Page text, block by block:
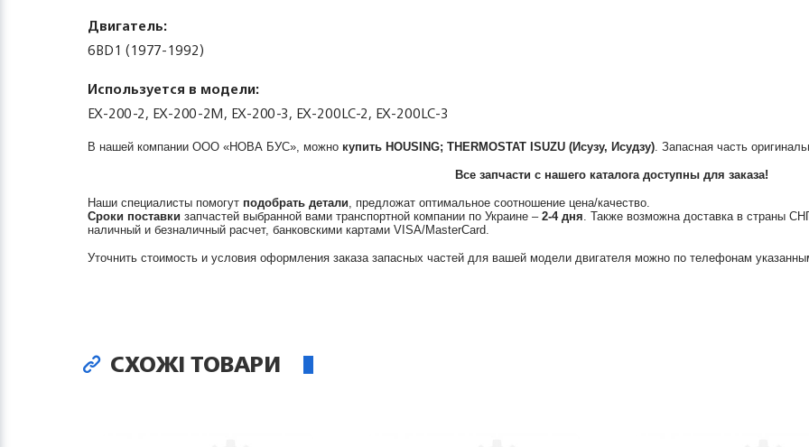
Двигатель:
6BD1 (1977-1992)
Используется в модели:
EX-200-2, EX-200-2M, EX-200-3, EX-200LC-2, EX-200LC-3
В нашей компании ООО «НОВА БУС», можно купить HOUSING; THERMOSTAT ISUZU (Исузу, Исудзу). Запасная часть
Все запчасти с нашего каталога доступны для заказа!
Наши специалисты помогут подобрать детали, предложат оптимальное соотношение цена/качество.
Сроки поставки запчастей выбранной вами транспортной компании по Украине – 2-4 дня. Также возможна доставка в страны
наличный и безналичный расчет, банковскими картами VISA/MasterCard.
Уточнить стоимость и условия оформления заказа запасных частей для вашей модели двигателя можно по телефонам
СХОЖІ ТОВАРИ